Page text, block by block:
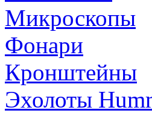
Микроскопы
Фонари
Кронштейны
Эхолоты